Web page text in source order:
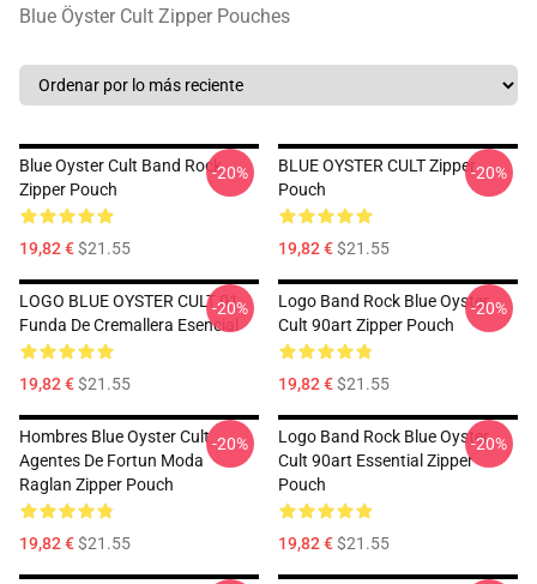
Blue Öyster Cult Zipper Pouches
Blue Oyster Cult Band Rock
Zipper Pouch
19,82 €$21.55
-20%
BLUE OYSTER CULT Zipper
Pouch
19,82 €$21.55
-20%
LOGO BLUE OYSTER CULT 01
Funda De Cremallera Esencial
19,82 €$21.55
-20%
Logo Band Rock Blue Oyster
Cult 90art Zipper Pouch
19,82 €$21.55
-20%
Hombres Blue Oyster Cult
Agentes De Fortun Moda
Raglan Zipper Pouch
19,82 €$21.55
-20%
Logo Band Rock Blue Oyster
Cult 90art Essential Zipper
Pouch
19,82 €$21.55
-20%